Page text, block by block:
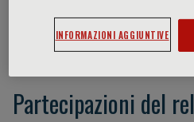
Neil Marlow
Partecipazioni del
INFORMAZIONI AGGIUNTIVE